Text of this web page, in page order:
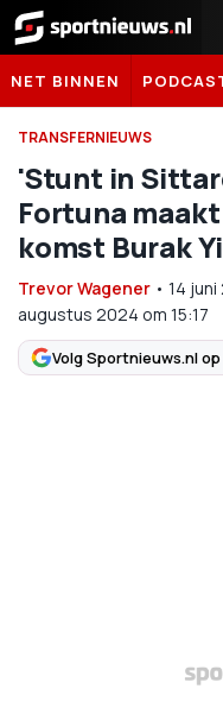
Sportnieuws.nl
NET BINNEN
TRANSFERNIEUWS
'Stunt in
Fortuna
komst Burak
Trevor Wagener • 14
augustus 2024 om 15:17
Volg Sportnieuws.nl